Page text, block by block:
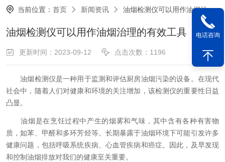
当前位置：首页 新闻资讯 油烟检测仪可以用作油烟治理的有效工具
油烟检测仪可以用作油烟治理的有效工具
更新时间：2023-09-12 点击次数：1196
油烟检测仪是一种用于监测和评估厨房油烟污染的设备。在现代
社会中，随着人们对健康和环境的关注增加，该检测仪的重要性日益
凸显。
油烟是在烹饪过程中产生的烟雾和气味，其中含有各种有害物
质，如苯、甲醛和多环芳烃等。长期暴露于油烟环境下可能引发许多
健康问题，包括呼吸系统疾病、心血管疾病和癌症。因此，及早发现
和控制油烟排放对我们的健康至关重要。
电话咨询